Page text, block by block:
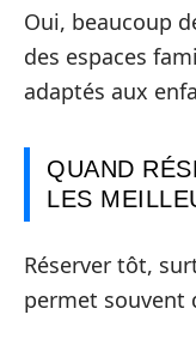
Oui, beaucoup
des espaces
adaptés aux
QUAND
LES
Réserver tôt,
permet souvent